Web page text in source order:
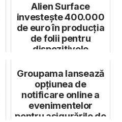
Alien Surface
investește 400.000
de euro în producția
de folii pentru
dispozitivele
Groupama lansează
opțiunea de
notificare online a
evenimentelor
pentru asigurările de